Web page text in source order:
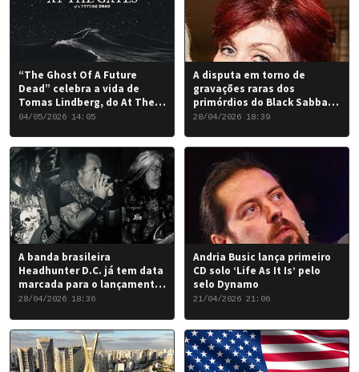
“The Ghost Of A Future
Dead” celebra a vida de
Tomas Lindberg, do At The
Gates
04/05/2026 14:05
A disputa em torno de
gravações raras dos
primórdios do Black Sabbath
chegou a um desfecho
28/04/2026 18:39
A banda brasileira
Headhunter D.C. já tem data
marcada para o lançamento
do seu novo álbum “Rise of
28/04/2026 18:36
Andria Busic lança primeiro
CD solo ‘Life As It Is’ pelo
selo Dynamo
21/04/2026 21:06